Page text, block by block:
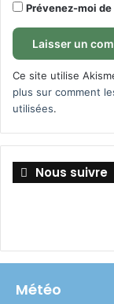
Prévenez-moi
Ce site utilise
plus sur comment
utilisées.
Nous suivre
Météo